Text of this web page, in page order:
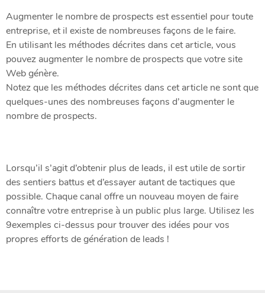
Augmenter le nombre de prospects est essentiel pour toute
entreprise, et il existe de nombreuses façons de le faire.
En utilisant les méthodes décrites dans cet article, vous
pouvez augmenter le nombre de prospects que votre site
Web génère.
Notez que les méthodes décrites dans cet article ne sont que
quelques-unes des nombreuses façons d’augmenter le
nombre de prospects.
Lorsqu’il s’agit d’obtenir plus de leads, il est utile de sortir
des sentiers battus et d’essayer autant de tactiques que
possible. Chaque canal offre un nouveau moyen de faire
connaître votre entreprise à un public plus large. Utilisez les
9exemples ci-dessus pour trouver des idées pour vos
propres efforts de génération de leads !